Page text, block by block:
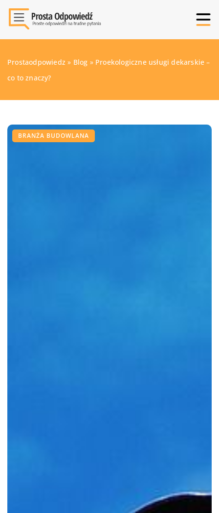
Prostaodpowiedz » Blog » Proekologiczne usługi dekarskie –
co to znaczy?
BRANŻA BUDOWLANA